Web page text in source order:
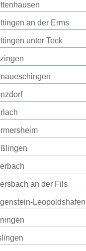
an der Erms
unter Teck
an der Fils
Leopoldshafen